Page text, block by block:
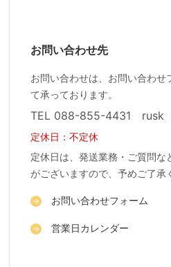
お問い合わせ先
お問い合わせは、お問い合わせ
て承っております。
TEL 088-855-4431 rusk（
定休日：不定休
定休日は、発送業務・ご質問な
がございますので、予めご了承
お問い合わせフォーム
営業日カレンダー